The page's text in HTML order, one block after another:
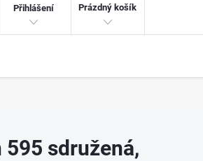
Přihlášení
Prázdný košík
sdružená,